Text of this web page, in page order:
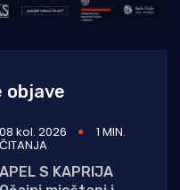
objave
08 kol. 2026 1 MIN.
ČITANJA
APEL S KAPRIJA